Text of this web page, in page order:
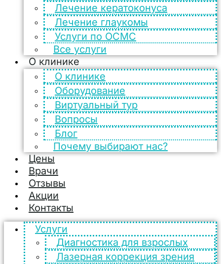
Лечение кератоконуса
Лечение глаукомы
Услуги по ОСМС
Все услуги
О клинике
О клинике
Оборудование
Виртуальный тур
Вопросы
Блог
Почему выбирают нас?
Цены
Врачи
Отзывы
Акции
Контакты
Услуги
Диагностика для взрослых
Лазерная коррекция зрения